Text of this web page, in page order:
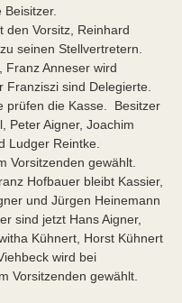
den Vorsitz, Reinhard
seinen Stellvertretern.
Franz Anneser wird
Franziszi sind Delegierte.
prüfen die Kasse. Besitzer
Peter Aigner, Joachim
Ludger Reintke.
Vorsitzenden gewählt.
Hofbauer bleibt Kassier,
und Jürgen Heinemann
sind jetzt Hans Aigner,
Kühnert, Horst Kühnert
wird bei
Vorsitzenden gewählt.